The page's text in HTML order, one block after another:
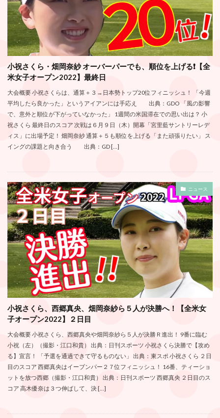
小祝さくら・畑岡奈紗 オーバーパーでも、順位を上げる❗️【全
米女子オープン2022】最終日
大会概要 小祝さくらは、通算＋３→日本勢トップ20位フィニッシュ！ 「今週
平均したら良かった」というアイアンには手応え 出典：GDO 「風の影響
で、意外と順位が下がっていなかった」 1週間の米国滞在での思い出は？ 小
祝さくら 最終日のスコア 次戦は６月９日（木）開幕「宮里藍サントリーレデ
ィス」に出場予定！ 畑岡奈紗 通算＋５も順位を上げる「また頑張りたい」 ス
イングの課題と向き合う 出典：GD […]
ニュース
小祝さくら、西郷真央、畑岡奈紗ら５人が決勝へ！【全米女
子オープン2022】２日目
大会概要 小祝さくら、西郷真央や畑岡奈紗ら５人が決勝Ｒ進出！ 9番に臨む
小祝（左）（撮影・江口和貴） 出典：日刊スポーツ 小祝さくら決勝で【攻め
る】宣言！ 「予選を通過できて守るものない」 出典：東スポ 小祝さくら ２日
目のスコア 西郷真央はイーブンパー２７位フィニッシュ！ 16番、ティーショ
ットを放つ西郷（撮影・江口和貴） 出典：日刊スポーツ 西郷真央 ２日目のス
コア 高木優奈は３つ伸ばして、決 […]